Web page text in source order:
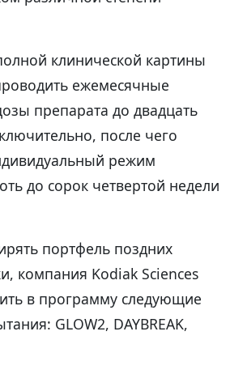
клинической картины
ежемесячные
препарата до двадцать
после чего
режим
до сорок четвертой недели
портфель поздних
компания Kodiak Sciences
в программу следующие
GLOW2, DAYBREAK,